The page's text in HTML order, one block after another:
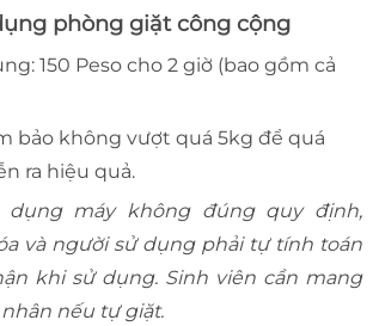
phòng giặt công cộng
150 Peso cho 2 giờ (bao gồm cả
bảo không vượt quá 5kg để quá
ra hiệu quả.
dụng máy không đúng quy định,
và người sử dụng phải tự tính toán
khi sử dụng. Sinh viên cần mang
nếu tự giặt.